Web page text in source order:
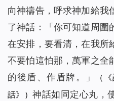
向神禱告，呼求神加給我
了神話：「 你可知道周圍
在安排，要看清，在我所
不要怕這怕那，萬軍之全
的後盾、作盾牌。
」
（
話》）神話如同定心丸，